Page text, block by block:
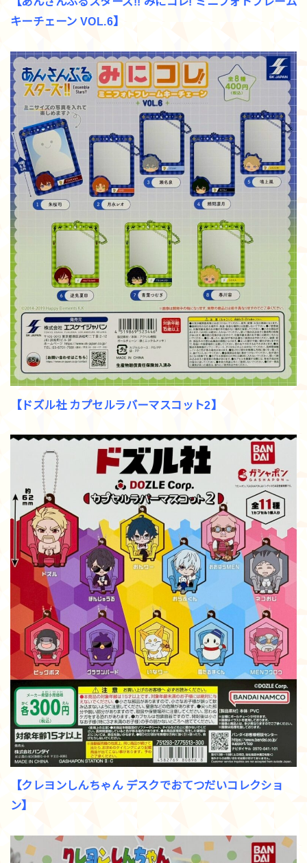
キーチェーン VOL.6】
【ドズル社 カプセルラバーマスコット2】
【クレヨンしんちゃん デスクでおてつだいコレクショ
ン】